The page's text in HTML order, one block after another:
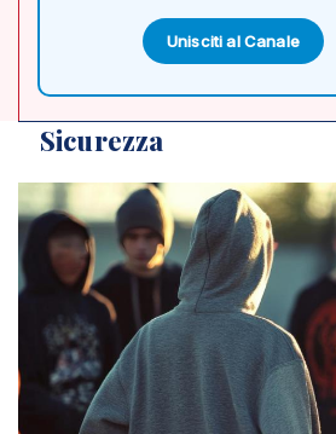
Unisciti al Canale
Sicurezza